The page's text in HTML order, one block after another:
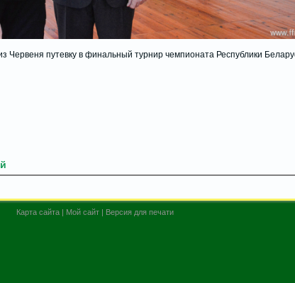
Червеня путевку в финальный турнир чемпионата Республики
Карта сайта | Мой сайт | Версия для печати